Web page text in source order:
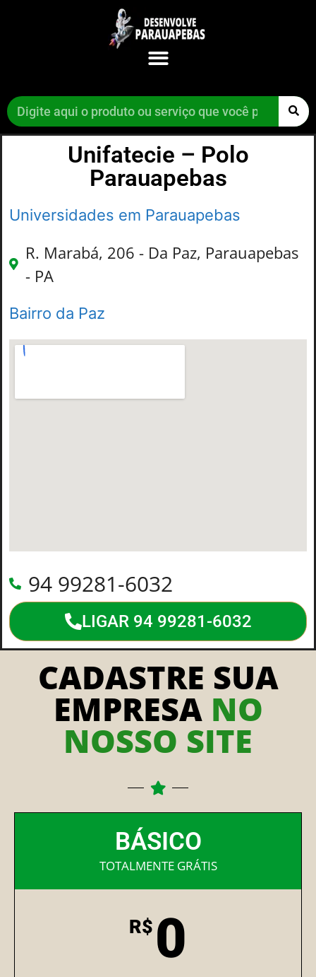
Unifatecie – Polo
Parauapebas
Universidades em Parauapebas
R. Marabá, 206 - Da Paz, Parauapebas
- PA
Bairro da Paz
94 99281-6032
LIGAR 94 99281-6032
CADASTRE SUA
EMPRESA NO
NOSSO SITE
BÁSICO
TOTALMENTE GRÁTIS
R$ 0